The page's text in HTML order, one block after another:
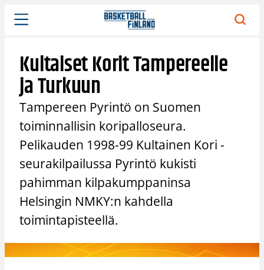
Siirry
sisältöön
Kultaiset Korit Tampereelle
ja Turkuun
Tampereen Pyrintö on Suomen
toiminnallisin koripalloseura.
Pelikauden 1998-99 Kultainen Kori -
seurakilpailussa Pyrintö kukisti
pahimman kilpakumppaninsa
Helsingin NMKY:n kahdella
toimintapisteellä.